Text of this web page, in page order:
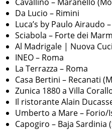
Da Lucio – Rimini
Luca’s by Paulo Airaudo
Sciabola – Forte dei
Al Madrigale | Nuova
INEO – Roma
La Terrazza – Roma
Casa Bertini – Recanati
Zunica 1880 a Villa
Il ristorante Alain
Umberto a Mare – Forio/
Capogiro – Baja Sardinia